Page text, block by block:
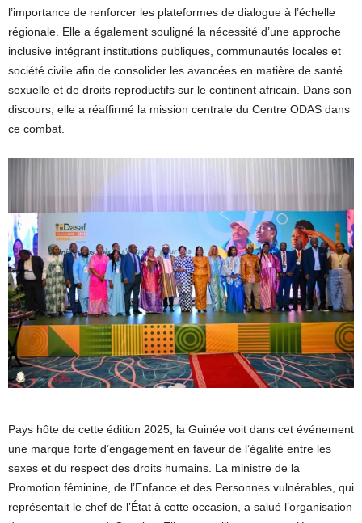
l’importance de renforcer les plateformes de dialogue à l’échelle
régionale. Elle a également souligné la nécessité d’une approche
inclusive intégrant institutions publiques, communautés locales et
société civile afin de consolider les avancées en matière de santé
sexuelle et de droits reproductifs sur le continent africain. Dans son
discours, elle a réaffirmé la mission centrale du Centre ODAS dans
ce combat.
Pays hôte de cette édition 2025, la Guinée voit dans cet événement
une marque forte d’engagement en faveur de l’égalité entre les
sexes et du respect des droits humains. La ministre de la
Promotion féminine, de l’Enfance et des Personnes vulnérables, qui
représentait le chef de l’État à cette occasion, a salué l’organisation